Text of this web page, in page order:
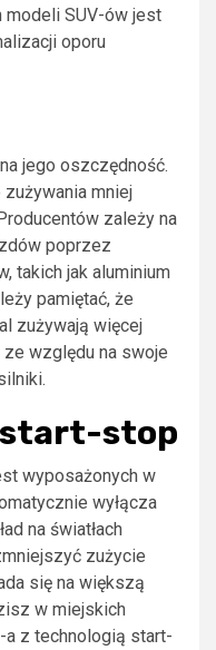
modeli SUV-ów jest
oporu
jego oszczędność.
mniej
zależy na
poprzez
takich jak aluminium
pamiętać, że
zużywają więcej
względu na swoje
start-stop
wyposażonych w
wyłącza
na światłach
zużycie
się na większą
w miejskich
a z technologią start-